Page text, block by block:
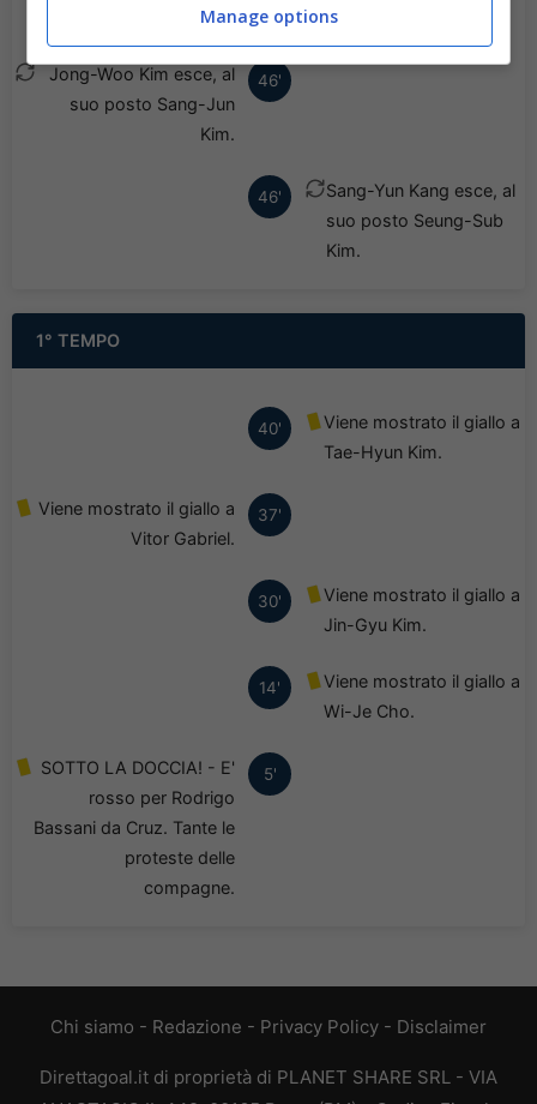
Kim.
46'
Jong-Woo Kim esce, al
suo posto Sang-Jun
Kim.
46'
Sang-Yun Kang esce, al
suo posto Seung-Sub
Kim.
1° TEMPO
40'
Viene mostrato il giallo a
Tae-Hyun Kim.
37'
Viene mostrato il giallo a
Vitor Gabriel.
30'
Viene mostrato il giallo a
Jin-Gyu Kim.
14'
Viene mostrato il giallo a
Wi-Je Cho.
5'
SOTTO LA DOCCIA! - E'
rosso per Rodrigo
Bassani da Cruz. Tante le
proteste delle
compagne.
Chi siamo - Redazione - Privacy Policy - Disclaimer
Direttagoal.it di proprietà di PLANET SHARE SRL - VIA
Manage options